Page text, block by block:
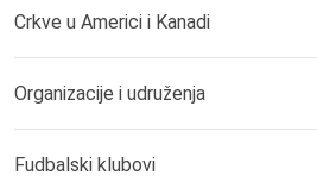
Crkve u Americi i Kanadi
Organizacije i udruženja
Fudbalski klubovi